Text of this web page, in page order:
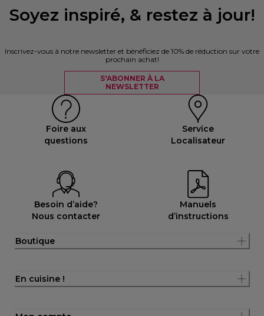
Soyez inspiré, & restez à jour!
Inscrivez-vous à notre newsletter et bénéficiez de 10% de réduction sur votre
prochain achat!
S'ABONNER À LA
NEWSLETTER
Foire aux
questions
Service
Localisateur
Besoin d’aide?
Nous contacter
Manuels
d’instructions
Boutique
En cuisine !